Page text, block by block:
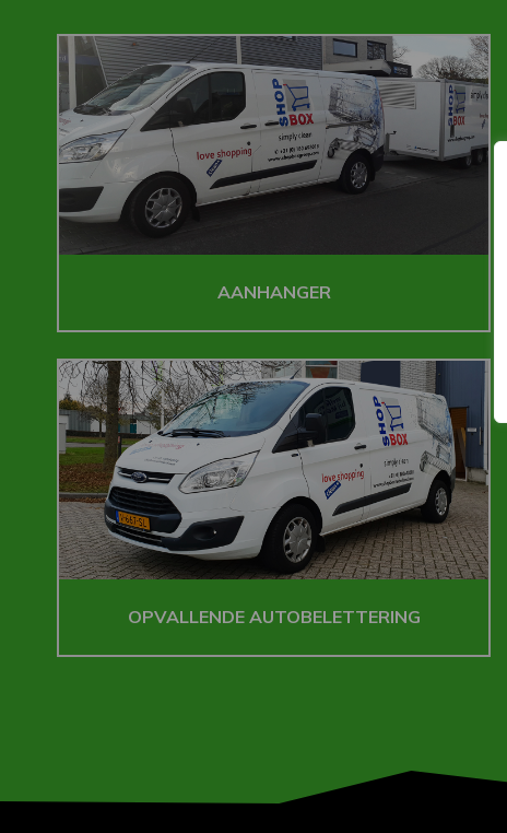
AANHANGER
OPVALLENDE AUTOBELETTERING